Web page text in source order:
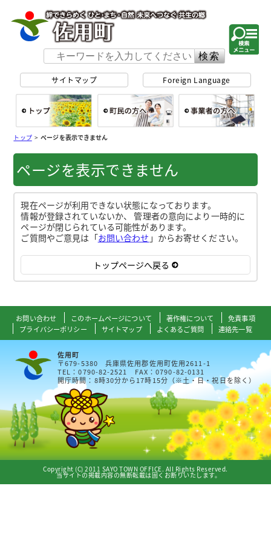
サイトマップ Foreign Language
総合トップ
トップ>ページを表示できません
ページを表示できません
現在ページが利用できない状態になっております。
情報が登録されていないか、 管理者の意向により一時的に
ページが閉じられている可能性があります。
ご質問やご意見は「お問い合わせ 」からお寄せください。
トップページへ戻る
お問い合わせ このホームページについて 著作権について
免責事項
プライバシーポリシー
サイトマップ よくあるご質問 連絡先一覧
佐用町
〒679-5380 兵庫県佐用郡佐用町佐用2611-1
TEL：0790-82-2521 FAX：0790-82-0131
開庁時間：8時30分から17時15分（※土・日・祝日を除く）
Copyright (C) 2011 SAYO TOWN OFFICE. All Rights Reserved.
当サイトの掲載内容の無断転載は固くお断りいたします。